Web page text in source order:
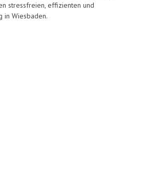
stressfreien, effizienten und
in Wiesbaden.